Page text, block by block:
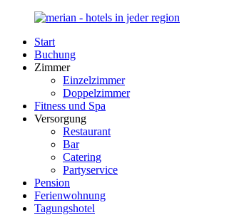
Zurück
Inhalt
Merian-
Hotel.de
Portal
Unterkunft
Deutschland
Start
Buchung
Zimmer
Einzelzimmer
Doppelzimmer
Fitness und Spa
Versorgung
Restaurant
Bar
Catering
Partyservice
Pension
Ferienwohnung
Tagungshotel